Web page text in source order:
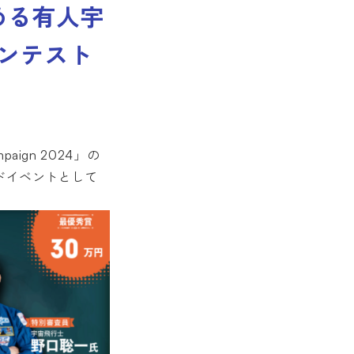
有人宇
テスト
2024」の
ベントとして